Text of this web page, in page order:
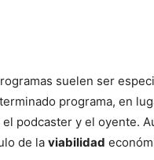
suelen ser
programa, en
podcaster y el oyente.
de la viabilidad